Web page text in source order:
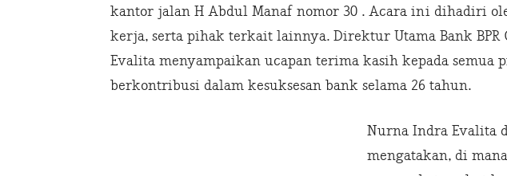
kantor jalan H Abdul Manaf nomor 30 . Acara ini dihadiri
kerja, serta pihak terkait lainnya. Direktur Utama Bank
Evalita menyampaikan ucapan terima kasih kepada semua
berkontribusi dalam kesuksesan bank selama 26 tahun.
Nurna Indra Evalita
mengatakan, di